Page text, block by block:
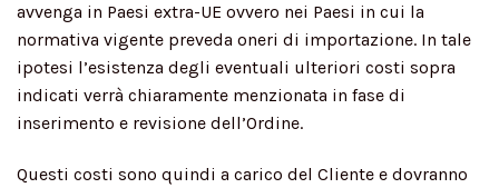
avvenga in Paesi extra-UE ovvero nei Paesi in cui la
normativa vigente preveda oneri di importazione. In tale
ipotesi l’esistenza degli eventuali ulteriori costi sopra
indicati verrà chiaramente menzionata in fase di
inserimento e revisione dell’Ordine.
Questi costi sono quindi a carico del Cliente e dovranno